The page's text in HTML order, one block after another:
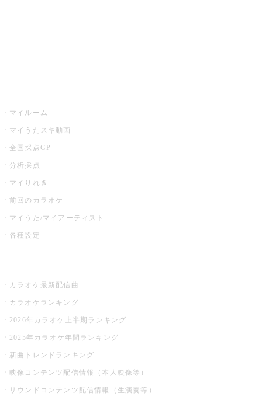
マイルーム
マイうたスキ動画
全国採点GP
分析採点
マイりれき
前回のカラオケ
マイうた/マイアーティスト
各種設定
カラオケ最新配信曲
カラオケランキング
2026年カラオケ上半期ランキング
2025年カラオケ年間ランキング
新曲トレンドランキング
映像コンテンツ配信情報（本人映像等）
サウンドコンテンツ配信情報（生演奏等）